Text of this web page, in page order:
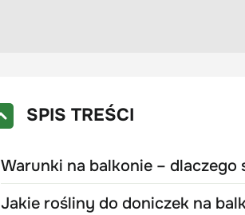
SPIS TREŚCI
Warunki na balkonie – dlaczego
Jakie rośliny do doniczek na